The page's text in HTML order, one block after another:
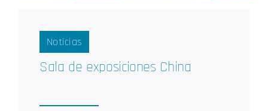
Noticias
Sala de exposiciones China